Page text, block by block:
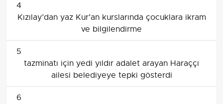
4
Kızılay’dan yaz Kur’an kurslarında çocuklara ikram
ve bilgilendirme
5
tazminatı için yedi yıldır adalet arayan Haraççı
ailesi belediyeye tepki gösterdi
6